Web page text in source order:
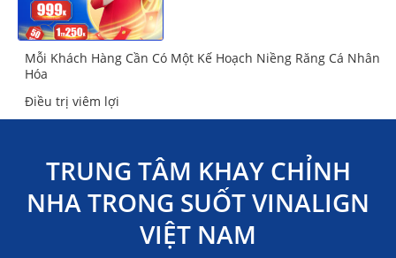
Mỗi Khách Hàng Cần Có Một Kế Hoạch Niềng Răng Cá Nhân
Hóa
Điều trị viêm lợi
TRUNG TÂM KHAY CHỈNH
NHA TRONG SUỐT VINALIGN
VIỆT NAM